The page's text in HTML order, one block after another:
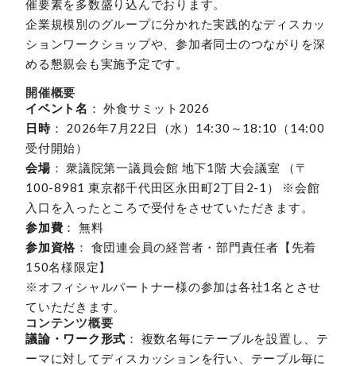
催要素を多数盛り込んでおります。
企業規模別のグループに分かれた実践的なディスカッ
ションワークショップや、参加者同士のつながりを深
める懇親会も実施予定です。
開催概要
イベント名 ： 外食サミット2026
日時： 2026年7月22日（水）14:30～18:10（14:00
受付開始）
会場： 衆議院第一議員会館 地下1階 大会議室 （〒
100-8981 東京都千代田区永田町2丁目2-1） ※会館
入口を入ったところで受付をさせていただきます。
参加費 ： 無料
参加資格 ： 食団連会員の経営者・部門責任者【先着
150名様限定】
※オフィシャルパートナー様の参加は各社1名とさせ
ていただきます。
コンテンツ概要
議論・ワーク形式 ： 複数名毎にテーブルを設置し、テ
ーマに対してディスカッションを行い、テーブル毎に